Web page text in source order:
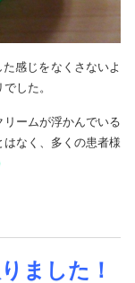
感じをなくさないよ
した。
ームが浮かんでいる
なく、多くの患者様
ました！